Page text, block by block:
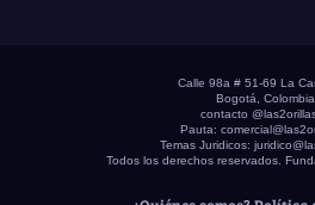
Calle 98a # 51-69 La
Bogotá, Colombia.
contacto
Pauta:
Temas Juridicos:
Todos los derechos reservados.